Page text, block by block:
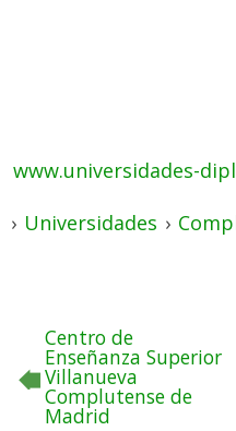
www.universidades-
› Universidades ›
Centro de
Enseñanza Superior
Villanueva
Complutense de
Madrid